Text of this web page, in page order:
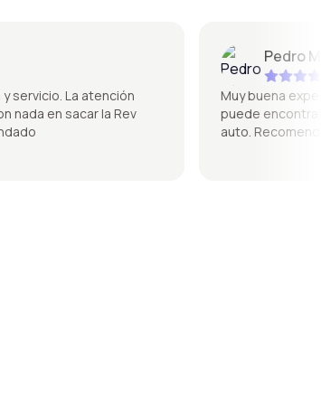
La atención
en sacar la Rev
Pedro
Muy buena
puede encontrar
auto. Recomendado